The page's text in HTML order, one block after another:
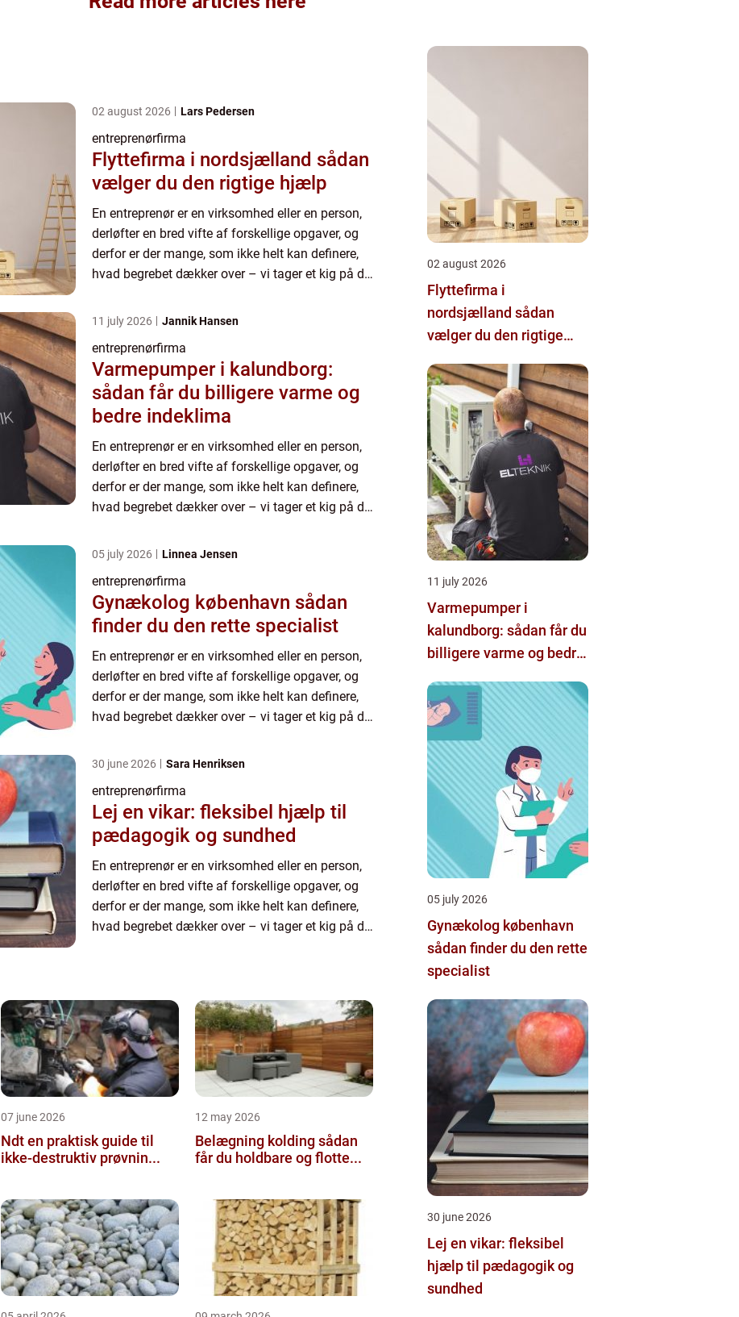
02 august 2026 Lars Pedersen
entreprenørfirma
Flyttefirma i nordsjælland sådan
vælger du den rigtige hjælp
En entreprenør er en virksomhed eller en person,
derløfter en bred vifte af forskellige opgaver, og
derfor er der mange, som ikke helt kan definere,
hvad begrebet dækker over – vi tager et kig på det
11 july 2026 Jannik Hansen
entreprenørfirma
Varmepumper i kalundborg:
sådan får du billigere varme og
bedre indeklima
En entreprenør er en virksomhed eller en person,
derløfter en bred vifte af forskellige opgaver, og
derfor er der mange, som ikke helt kan definere,
hvad begrebet dækker over – vi tager et kig på det
05 july 2026 Linnea Jensen
entreprenørfirma
Gynækolog københavn sådan
finder du den rette specialist
En entreprenør er en virksomhed eller en person,
derløfter en bred vifte af forskellige opgaver, og
derfor er der mange, som ikke helt kan definere,
hvad begrebet dækker over – vi tager et kig på det
30 june 2026 Sara Henriksen
entreprenørfirma
Lej en vikar: fleksibel hjælp til
pædagogik og sundhed
En entreprenør er en virksomhed eller en person,
derløfter en bred vifte af forskellige opgaver, og
derfor er der mange, som ikke helt kan definere,
hvad begrebet dækker over – vi tager et kig på det
07 june 2026
Ndt en praktisk guide til
ikke-destruktiv prøvnin...
12 may 2026
Belægning kolding sådan
får du holdbare og flotte...
02 august 2026
Flyttefirma i
nordsjælland sådan
vælger du den rigtige
11 july 2026
Varmepumper i
kalundborg: sådan får du
billigere varme og bedre
05 july 2026
Gynækolog københavn
sådan finder du den rette
specialist
30 june 2026
Lej en vikar: fleksibel
hjælp til pædagogik og
sundhed